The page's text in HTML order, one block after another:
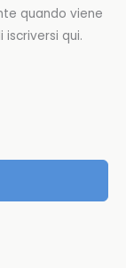
quando viene
qui.